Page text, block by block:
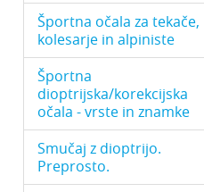
Športna očala za tekače,
kolesarje in alpiniste
Športna
dioptrijska/korekcijska
očala - vrste in znamke
Smučaj z dioptrijo.
Preprosto.